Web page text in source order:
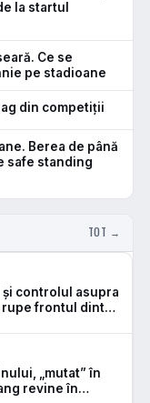
la startul
Ce se
pe stadioane
din competiții
Berea de până
safe standing
TOT →
controlul asupra
rupe frontul dintre
„mutat” în
revine în